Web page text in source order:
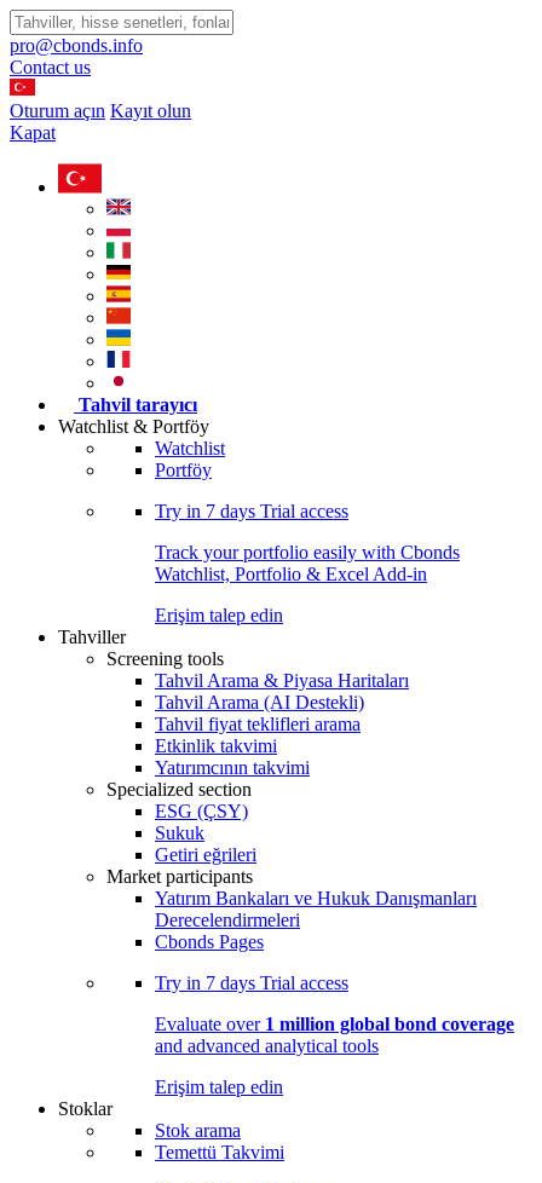
pro@cbonds.info
Contact us
Oturum açın Kayıt olun
Kapat
Tahvil tarayıcı
Watchlist & Portföy
Watchlist
Portföy
Try in 7 days Trial access
Track your portfolio easily with Cbonds
Watchlist, Portfolio & Excel Add-in
Erişim talep edin
Tahviller
Screening tools
Tahvil Arama & Piyasa Haritaları
Tahvil Arama (AI Destekli)
Tahvil fiyat teklifleri arama
Etkinlik takvimi
Yatırımcının takvimi
Specialized section
ESG (ÇSY)
Sukuk
Getiri eğrileri
Market participants
Yatırım Bankaları ve Hukuk Danışmanları
Derecelendirmeleri
Cbonds Pages
Try in 7 days Trial access
Evaluate over 1 million global bond coverage
and advanced analytical tools
Erişim talep edin
Stoklar
Stok arama
Temettü Takvimi